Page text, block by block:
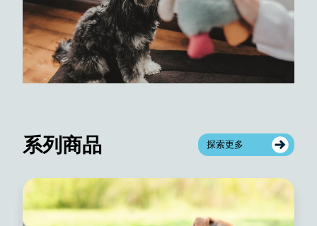
系列商品 探索更多